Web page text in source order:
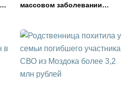
массовом заболевании